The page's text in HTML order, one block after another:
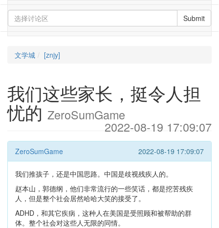
Submit
文学城 [znjy]
我们这些家长，挺令人担
忧的 ZeroSumGame
2022-08-19 17:09:07
ZeroSumGame 2022-08-19 17:09:07
我们推孩子，还是中国思路。中国是歧视残疾人的。
赵本山，郭德纲，他们非常流行的一些笑话，都是挖苦残疾
人，但是整个社会居然哈哈大笑的接受了。
ADHD，和其它疾病，这种人在美国是受照顾和被帮助的群
体。整个社会对这些人无限的同情。